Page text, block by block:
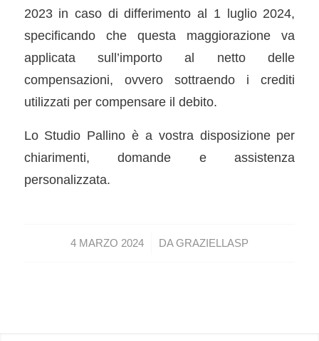
2023 in caso di differimento al 1 luglio 2024,
specificando che questa maggiorazione va
applicata sull’importo al netto delle
compensazioni, ovvero sottraendo i crediti
utilizzati per compensare il debito.
Lo Studio Pallino è a vostra disposizione per
chiarimenti, domande e assistenza
personalizzata.
4 MARZO 2024
/ DAGRAZIELLASP